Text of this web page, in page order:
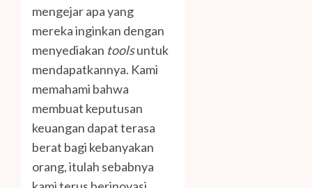
mengejar apa yang
mereka inginkan dengan
menyediakan toolsuntuk
mendapatkannya. Kami
memahami bahwa
membuat keputusan
keuangan dapat terasa
berat bagi kebanyakan
orang, itulah sebabnya